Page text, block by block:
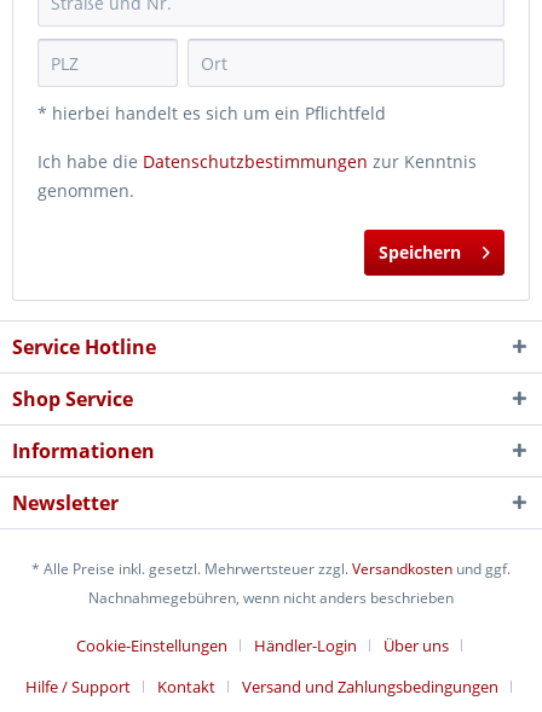
* hierbei handelt es sich um ein Pflichtfeld
Ich habe die Datenschutzbestimmungen zur Kenntnis
genommen.
Speichern
Service Hotline
Shop Service
Informationen
Newsletter
* Alle Preise inkl. gesetzl. Mehrwertsteuer zzgl.Versandkosten und ggf.
Nachnahmegebühren, wenn nicht anders beschrieben
Cookie-Einstellungen Händler-Login
Über uns
Hilfe / Support
Kontakt Versand und Zahlungsbedingungen